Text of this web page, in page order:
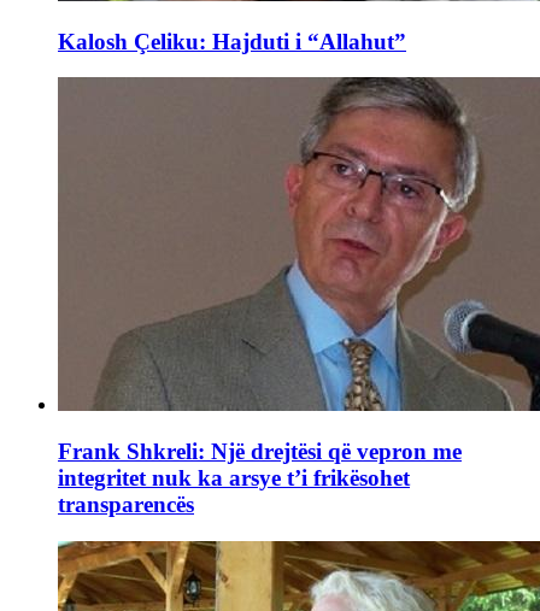
Kalosh Çeliku: Hajduti i “Allahut”
Frank Shkreli: Një drejtësi që vepron me
integritet nuk ka arsye t’i frikësohet
transparencës